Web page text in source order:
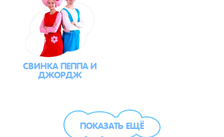
СВИНКА ПЕППА И
ДЖОРДЖ
ПОКАЗАТЬ ЕЩЁ